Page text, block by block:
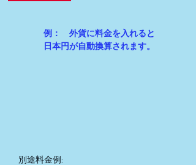
​例： 外貨に料金を入れると
日本円が自動換算されます。
別途料金例: